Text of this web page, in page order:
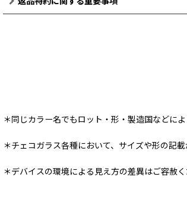
＊同じカラー名でもロット・形・製造国などに
＊チェコガラス各種において、サイズや形の記
＊デバイスの環境による見え方の差異はご容赦